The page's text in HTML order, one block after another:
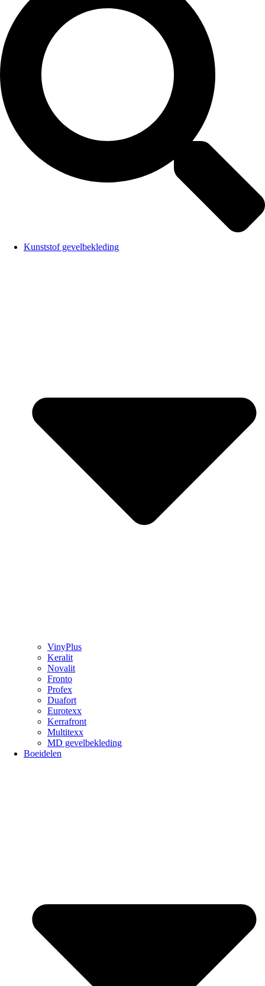
Kunststof gevelbekleding
VinyPlus
Keralit
Novalit
Fronto
Profex
Duafort
Eurotexx
Kerrafront
Multitexx
MD gevelbekleding
Boeidelen